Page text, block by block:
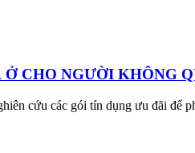
CHO NGƯỜI KHÔNG
cứu các gói tín dụng ưu đãi